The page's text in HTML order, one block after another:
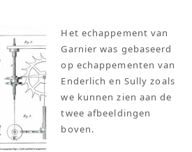
Het echappement van
Garnier was gebaseerd
op echappementen van
Enderlich en Sully zoals
we kunnen zien aan de
twee afbeeldingen
boven.